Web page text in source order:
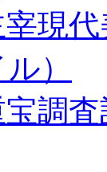
現
）
調